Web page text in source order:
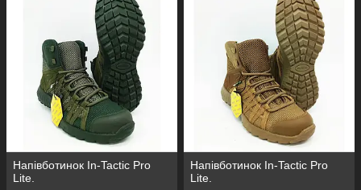
Напівботинок In-Tactic Pro
Lite.
Напівботинок In-Tactic Pro
Lite.